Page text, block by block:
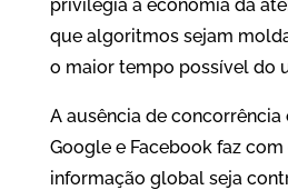
privilegia a economia da
que algoritmos sejam
o maior tempo possível do
A ausência de
Google e Facebook faz
informação global seja